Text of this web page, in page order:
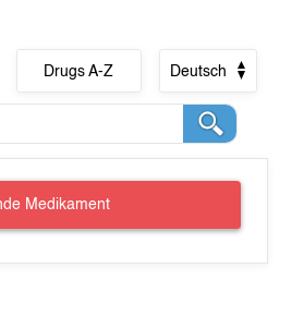
Drugs A-Z Deutsch
Medikament